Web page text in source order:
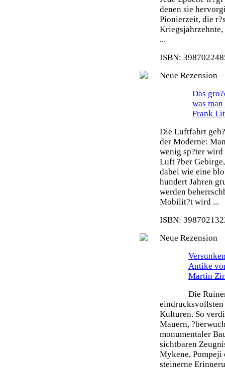
denen sie
Pionierzeit, die
...
ISBN:
Neue Rezension
Das
was
Frank
Die Luftfahrt
der Moderne:
wenig sp?ter wird
Luft ?ber
dabei wie eine
hundert Jahren
werden
Mobilit?t wird ...
ISBN:
Neue Rezension
Antike
Martin
Die
eindrucksvollsten
Kulturen. So
Mauern,
monumentaler
sichtbaren
Mykene, Pompeji
steinerne